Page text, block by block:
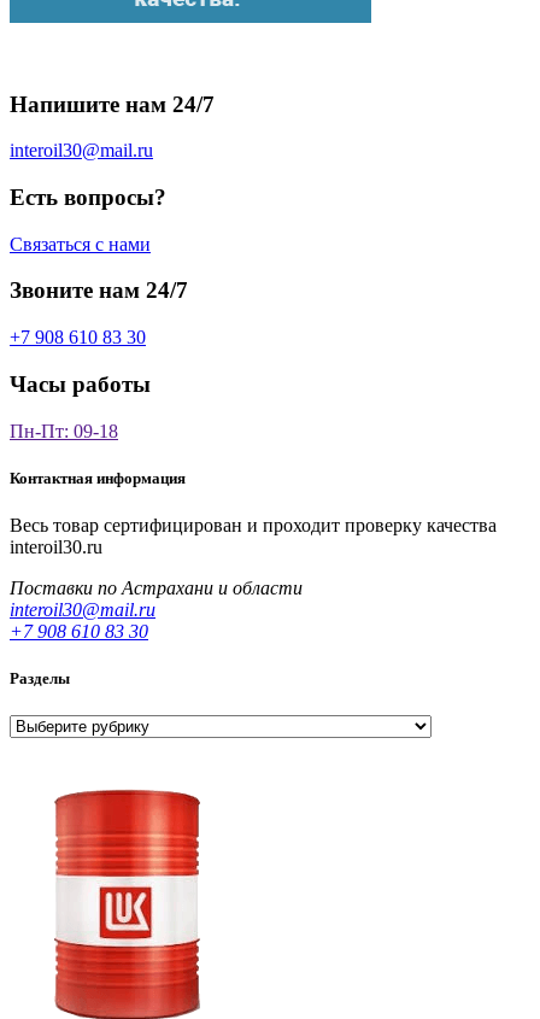
Напишите нам 24/7
interoil30@mail.ru
Есть вопросы?
Связаться с нами
Звоните нам 24/7
+7 908 610 83 30
Часы работы
Пн-Пт: 09-18
Контактная информация
Весь товар сертифицирован и проходит проверку качества
interoil30.ru
Поставки по Астрахани и области
interoil30@mail.ru
+7 908 610 83 30
Разделы
Разделы